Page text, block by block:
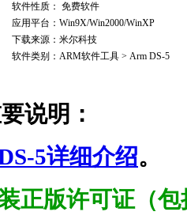
软件性质： 免费软件
应用平台：Win9X/Win2000/WinXP
下载来源：米尔科技
软件类别：ARM软件工具 > Arm DS-5
说明：
5详细介绍。
装正版许可证（